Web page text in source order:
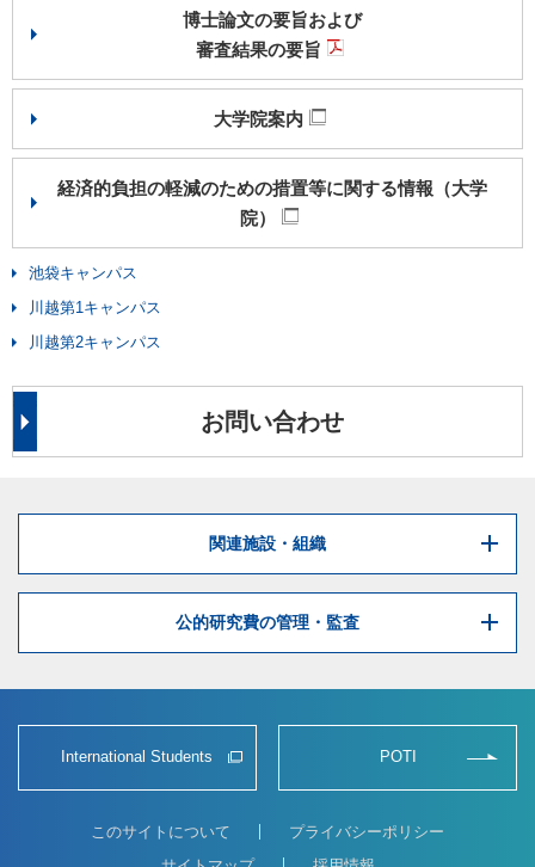
博士論文の要旨および
審査結果の要旨
大学院案内
経済的負担の軽減のための措置等に関する情報（大学
院）
池袋キャンパス
川越第1キャンパス
川越第2キャンパス
お問い合わせ
関連施設・組織
公的研究費の管理・監査
International Students POTI
このサイトについて
プライバシーポリシー